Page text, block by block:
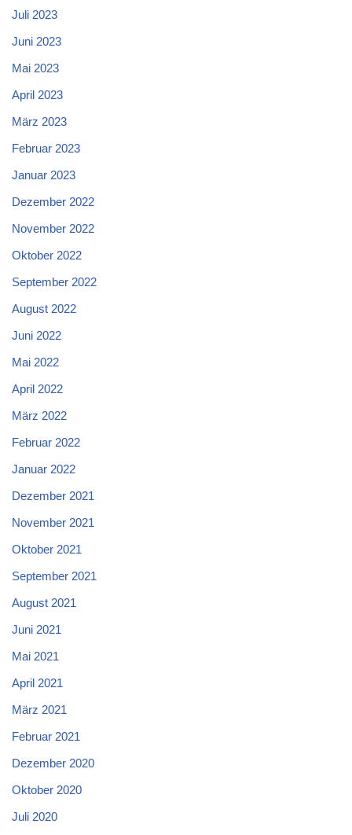
Juli 2023
Juni 2023
Mai 2023
April 2023
März 2023
Februar 2023
Januar 2023
Dezember 2022
November 2022
Oktober 2022
September 2022
August 2022
Juni 2022
Mai 2022
April 2022
März 2022
Februar 2022
Januar 2022
Dezember 2021
November 2021
Oktober 2021
September 2021
August 2021
Juni 2021
Mai 2021
April 2021
März 2021
Februar 2021
Dezember 2020
Oktober 2020
Juli 2020